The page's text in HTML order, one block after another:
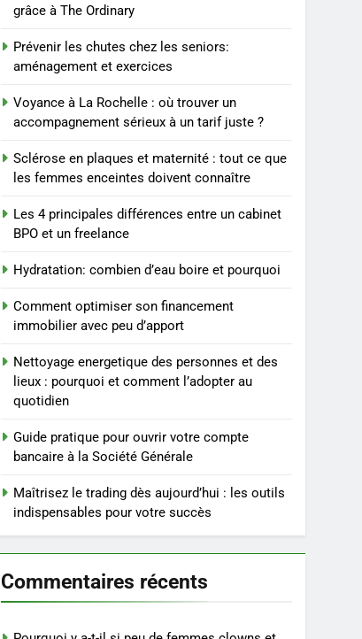
2
une entreprise solide
3
Maigrir efficacement
grâce aux substituts de
repas : guide et conseils
BIEN ÊTRE
4
Postures de yoga
du poids rapidement et
BIEN ÊTRE
Infection chronique de
l’oreille : tout ce qu’il faut
savoir sur les
SANTÉ
Les secrets révélés pour
une peau éclatante grâce
7
Prévenir les chutes chez
les seniors: aménagement
et exercices
BIEN ÊTRE
Voyance à La Rochelle : où
grâce à The Ordinary
Prévenir les chutes chez les seniors:
aménagement et exercices
Voyance à La Rochelle : où trouver un
accompagnement sérieux à un tarif juste ?
Sclérose en plaques et maternité : tout ce que
les femmes enceintes doivent connaître
Les 4 principales différences entre un cabinet
BPO et un freelance
Hydratation: combien d’eau boire et pourquoi
Comment optimiser son financement
immobilier avec peu d’apport
Nettoyage energetique des personnes et des
lieux : pourquoi et comment l’adopter au
quotidien
Guide pratique pour ouvrir votre compte
bancaire à la Société Générale
Maîtrisez le trading dès aujourd’hui : les outils
indispensables pour votre succès
Commentaires récents